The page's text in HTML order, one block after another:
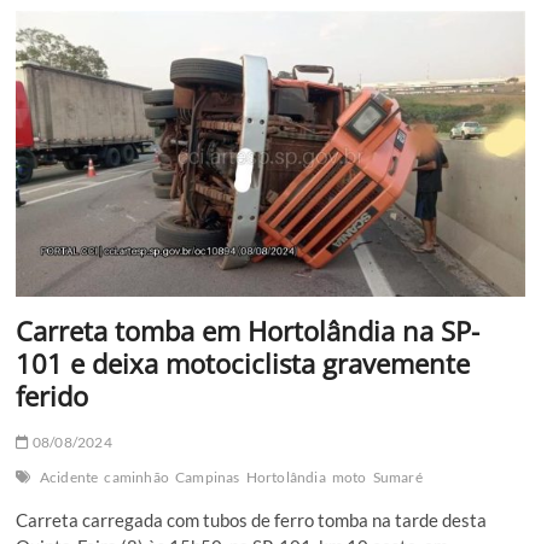
Carreta tomba em Hortolândia na SP-
101 e deixa motociclista gravemente
ferido
08/08/2024
Acidente caminhão Campinas Hortolândia moto Sumaré
Carreta carregada com tubos de ferro tomba na tarde desta